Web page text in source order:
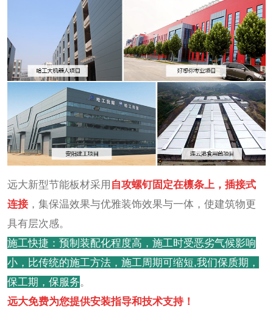
远大新型节能板材采用 自攻螺钉固定在檩条上，插接式
连接，集保温效果与优雅装饰效果与一体，使建筑物更
具有层次感。
施工快捷：预制装配化程度高，施工时受恶劣气候影响
小，比传统的施工方法，施工周期可缩短,我们保质期，
保工期，保服务。
远大免费为您提供安装指导和技术支持！